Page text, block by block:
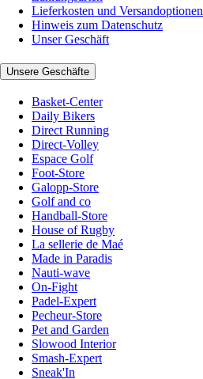
Lieferkosten und Versandoptionen
Hinweis zum Datenschutz
Unser Geschäft
Unsere Geschäfte
Basket-Center
Daily Bikers
Direct Running
Direct-Volley
Espace Golf
Foot-Store
Galopp-Store
Golf and co
Handball-Store
House of Rugby
La sellerie de Maé
Made in Paradis
Nauti-wave
On-Fight
Padel-Expert
Pecheur-Store
Pet and Garden
Slowood Interior
Smash-Expert
Sneak'In